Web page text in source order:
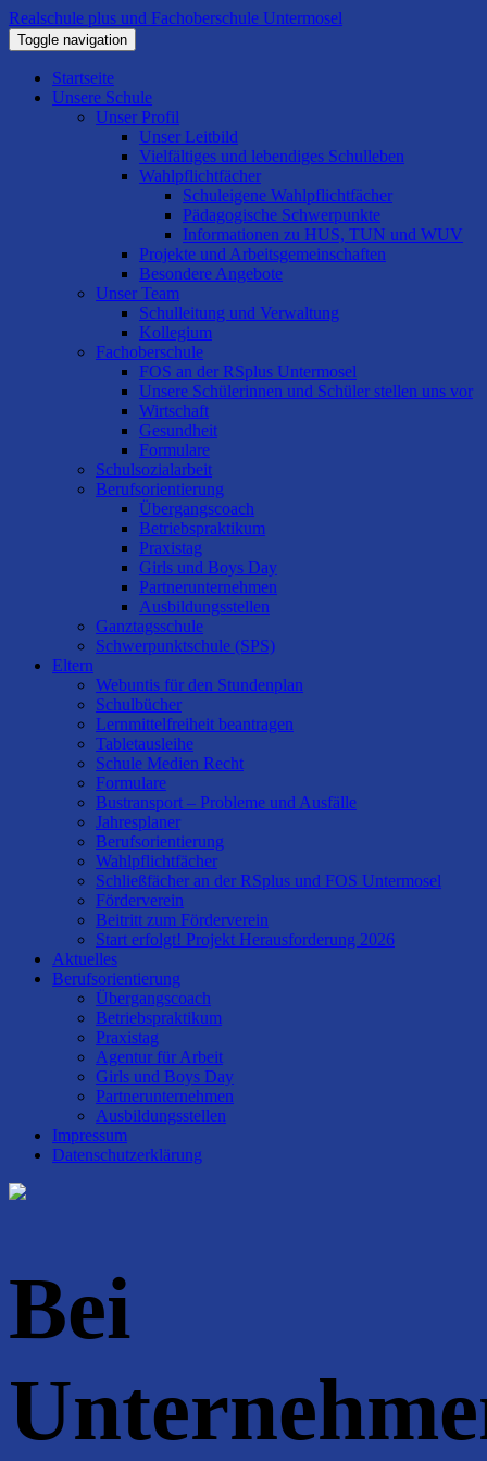
Realschule plus und Fachoberschule Untermosel
Toggle navigation
Startseite
Unsere Schule
Unser Profil
Unser Leitbild
Vielfältiges und lebendiges Schulleben
Wahlpflichtfächer
Schuleigene Wahlpflichtfächer
Pädagogische Schwerpunkte
Informationen zu HUS, TUN und WUV
Projekte und Arbeitsgemeinschaften
Besondere Angebote
Unser Team
Schulleitung und Verwaltung
Kollegium
Fachoberschule
FOS an der RSplus Untermosel
Unsere Schülerinnen und Schüler stellen uns vor
Wirtschaft
Gesundheit
Formulare
Schulsozialarbeit
Berufsorientierung
Übergangscoach
Betriebspraktikum
Praxistag
Girls und Boys Day
Partnerunternehmen
Ausbildungsstellen
Ganztagsschule
Schwerpunktschule (SPS)
Eltern
Webuntis für den Stundenplan
Schulbücher
Lernmittelfreiheit beantragen
Tabletausleihe
Schule Medien Recht
Formulare
Bustransport – Probleme und Ausfälle
Jahresplaner
Berufsorientierung
Wahlpflichtfächer
Schließfächer an der RSplus und FOS Untermosel
Förderverein
Beitritt zum Förderverein
Start erfolgt! Projekt Herausforderung 2026
Aktuelles
Berufsorientierung
Übergangscoach
Betriebspraktikum
Praxistag
Agentur für Arbeit
Girls und Boys Day
Partnerunternehmen
Ausbildungsstellen
Impressum
Datenschutzerklärung
Bei